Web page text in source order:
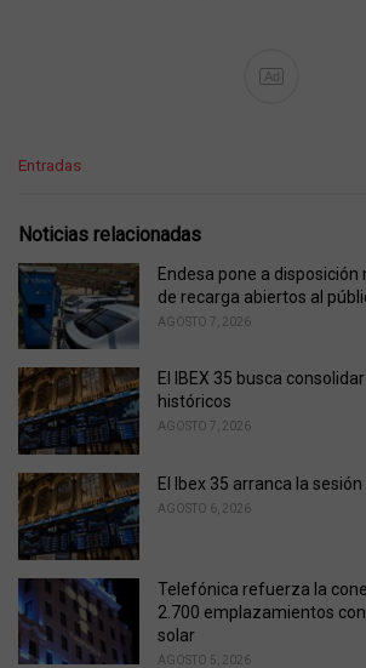
Ad
C
e
o
r
i
:
Entradas
Noticias relacionadas
Endesa pone a
de recarga abiertos al
AGOSTO 7, 2026
El IBEX 35 busca
históricos
AGOSTO 7, 2026
El Ibex 35 arranca la
AGOSTO 6, 2026
Telefónica refuerza la
2.700 emplazamientos
solar
AGOSTO 5, 2026